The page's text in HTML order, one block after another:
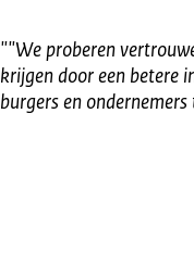
""We proberen
krijgen door een betere
burgers en